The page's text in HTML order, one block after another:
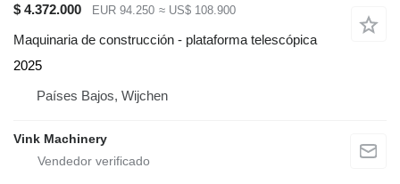
$ 4.372.000
EUR 94.250 ≈ US$ 108.900
Maquinaria de construcción - plataforma telescópica
2025
Países Bajos, Wijchen
Vink Machinery